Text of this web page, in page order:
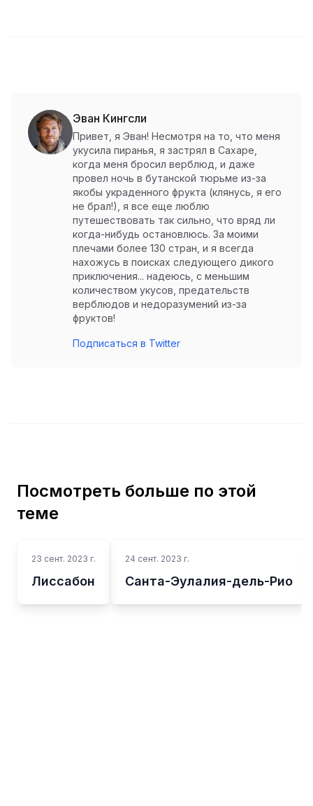
Эван Кингсли
Привет, я Эван! Несмотря на то, что меня
укусила пиранья, я застрял в Сахаре,
когда меня бросил верблюд, и даже
провел ночь в бутанской тюрьме из-за
якобы украденного фрукта (клянусь, я его
не брал!), я все еще люблю
путешествовать так сильно, что вряд ли
когда-нибудь остановлюсь. За моими
плечами более 130 стран, и я всегда
нахожусь в поисках следующего дикого
приключения... надеюсь, с меньшим
количеством укусов, предательств
верблюдов и недоразумений из-за
фруктов!
Подписаться в Twitter
Посмотреть больше по этой
теме
23 сент. 2023 г.
Лиссабон
24 сент. 2023 г.
Санта-Эулалия-дель-Рио